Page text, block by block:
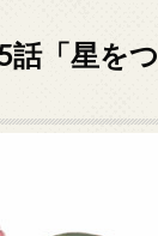
「星をつ